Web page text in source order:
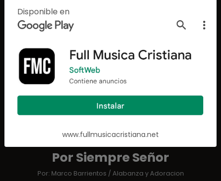
Por Siempre Señor
Por: Marco Barrientos / Alabanza y Adoracion
Disponible en
www.fullmusicacristiana.net